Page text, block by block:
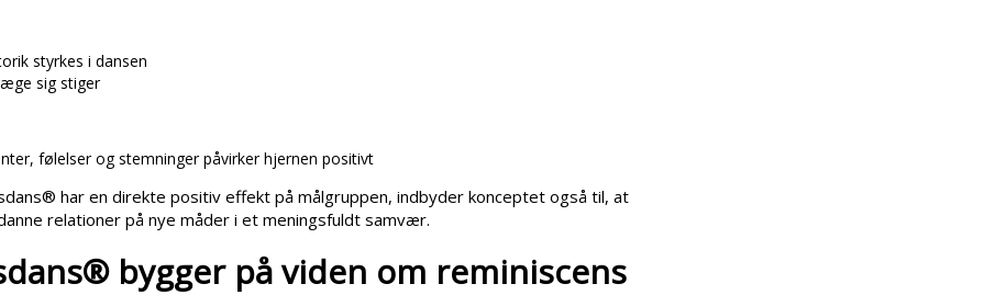
styrkes i dansen
sig stiger
følelser og stemninger påvirker hjernen positivt
har en direkte positiv effekt på målgruppen, indbyder konceptet også til, at
relationer på nye måder i et meningsfuldt samvær.
bygger på viden om reminiscens